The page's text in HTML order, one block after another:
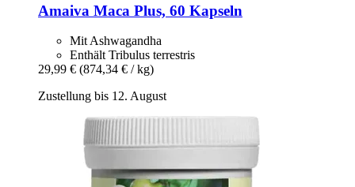
Amaiva Maca Plus, 60 Kapseln
Mit Ashwagandha
Enthält Tribulus terrestris
29,99 € (874,34 € / kg)
Zustellung bis 12. August